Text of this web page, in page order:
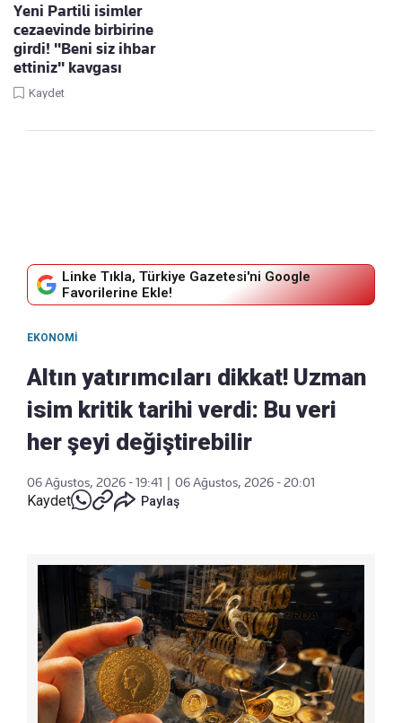
Yeni Partili isimler
cezaevinde birbirine
girdi! "Beni siz ihbar
ettiniz" kavgası
Kaydet
Linke Tıkla, Türkiye Gazetesi'ni Google
Favorilerine Ekle!
EKONOMI
Altın yatırımcıları dikkat! Uzman
isim kritik tarihi verdi: Bu veri
her şeyi değiştirebilir
06 Ağustos, 2026 - 19:41 06 Ağustos, 2026 - 20:01
Kaydet Paylaş